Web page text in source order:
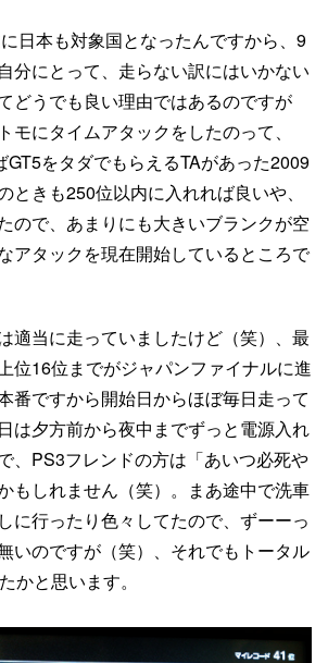
日本も対象国となったんですから、9
分にとって、走らない訳にはいかない
どうでも良い理由ではあるのですが
モにタイムアタックをしたのって、
GT5をタダでもらえるTAがあった2009
ときも250位以内に入れれば良いや、
ので、あまりにも大きいブランクが空
アタックを現在開始しているところで
適当に走っていましたけど（笑）、最
位16位までがジャパンファイナルに進
番ですから開始日からほぼ毎日走って
は夕方前から夜中までずっと電源入れ
、PS3フレンドの方は「あいつ必死や
もしれません（笑）。まあ途中で洗車
に行ったり色々してたので、ずーーっ
いのですが（笑）、それでもトータル
かと思います。